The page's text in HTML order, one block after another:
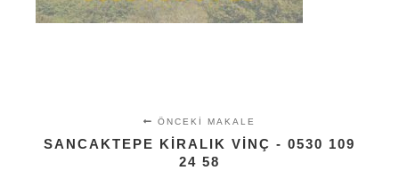
ÖNCEKI MAKALE
SANCAKTEPE KIRALIK VINÇ - 0530 109
24 58